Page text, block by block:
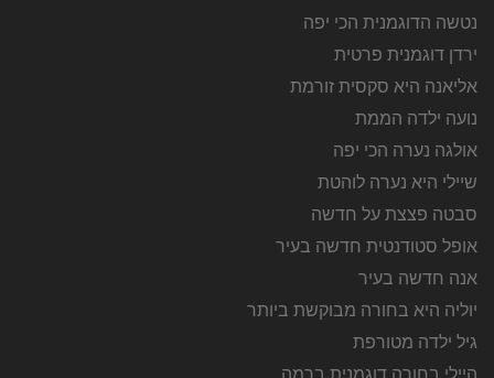
נטשה הדוגמנית הכי יפה
ירדן דוגמנית פרטית
אליאנה היא סקסית זורמת
נועה ילדה הממת
אולגה נערה הכי יפה
שיילי היא נערה לוהטת
סבטה פצצת על חדשה
אופל סטודנטית חדשה בעיר
אנה חדשה בעיר
יוליה היא בחורה מבוקשת ביותר
גיל ילדה מטורפת